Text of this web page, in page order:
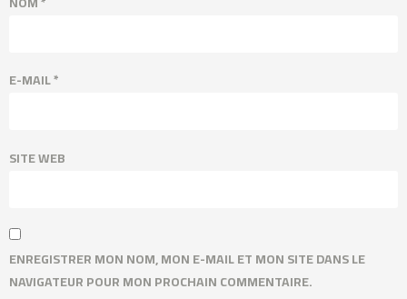
E-MAIL*
SITE WEB
ENREGISTRER MON NOM, MON E-MAIL ET MON SITE DANS LE
NAVIGATEUR POUR MON PROCHAIN COMMENTAIRE.